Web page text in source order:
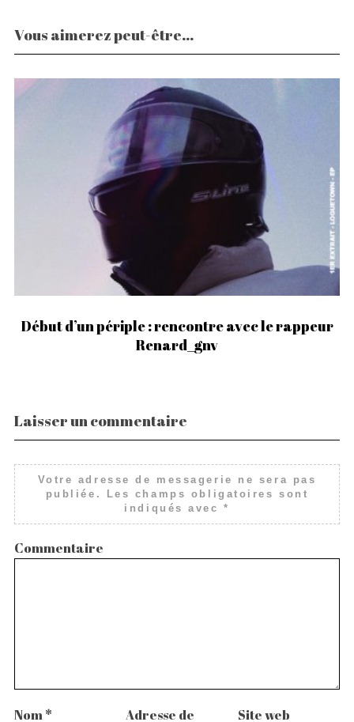
Vous aimerez peut-être...
Début d’un périple : rencontre avec le rappeur
Renard_gnv
Laisser un commentaire
Votre adresse de messagerie ne sera pas
publiée.
Les champs obligatoires sont
indiqués avec*
Commentaire
Nom* Adresse de Site web